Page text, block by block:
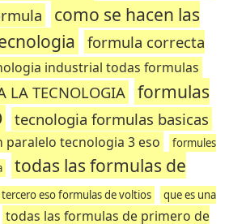
como se hacen las
formula correcta
industrial todas formulas
LA TECNOLOGIA formulas
tecnologia formulas basicas
tecnologia 3 eso
formules
todas las formulas de
eso formulas de voltios
que es una
todas las formulas de primero de